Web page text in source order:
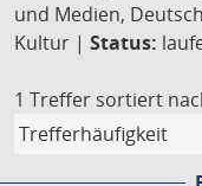
und Medien,
Kultur | Status:
1 Treffer sortiert